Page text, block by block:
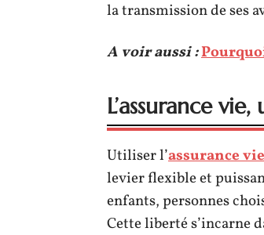
la transmission de ses
A voir aussi :
L’assurance
Utiliser l’assurance vie
levier flexible et
enfants, personnes
Cette liberté s’incarne